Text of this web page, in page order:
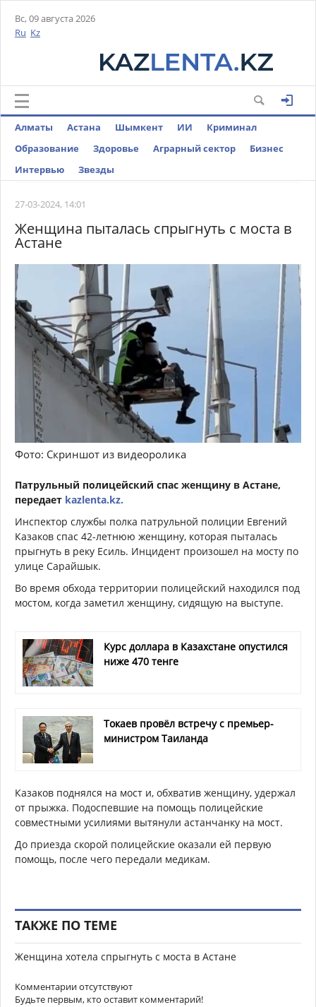
Вс, 09 августа 2026
Ru Kz
Алматы Астана Шымкент ИИ
Криминал
Образование
Здоровье Аграрный сектор
Бизнес
Интервью
Звезды
27-03-2024, 14:01
Женщина пыталась спрыгнуть с моста в
Астане
Фото: Скриншот из видеоролика
Патрульный полицейский спас женщину в Астане,
передает kazlenta.kz.
Инспектор службы полка патрульной полиции Евгений
Казаков спас 42-летнюю женщину, которая пыталась
прыгнуть в реку Есиль. Инцидент произошел на мосту по
улице Сарайшык.
Во время обхода территории полицейский находился под
мостом, когда заметил женщину, сидящую на выступе.
Курс доллара в Казахстане опустился
ниже 470 тенге
Токаев провёл встречу с премьер-
министром Таиланда
Казаков поднялся на мост и, обхватив женщину, удержал
от прыжка. Подоспевшие на помощь полицейские
совместными усилиями вытянули астанчанку на мост.
До приезда скорой полицейские оказали ей первую
помощь, после чего передали медикам.
ТАКЖЕ ПО ТЕМЕ
Женщина хотела спрыгнуть с моста в Астане
Комментарии отсутствуют
Будьте первым, кто оставит комментарий!